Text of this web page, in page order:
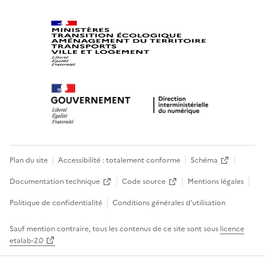
Plan du site Accessibilité : totalement conforme
Schéma
Documentation technique
Code source
Mentions légales
Politique de confidentialité
Conditions générales d’utilisation
Sauf mention contraire, tous les contenus de ce site sont sous licence
etalab-2.0